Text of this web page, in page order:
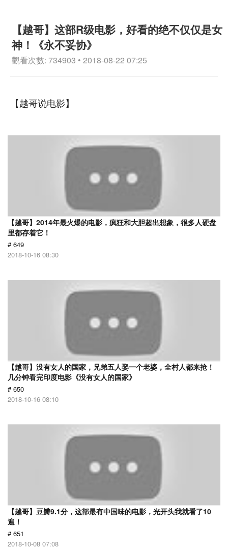
【越哥】这部R级电影，好看的绝不仅仅是女
神！《永不妥协》
觀看次數: 734903 • 2018-08-22 07:25
【越哥说电影】
【越哥】2014年最火爆的电影，疯狂和大胆超出想象，很多人硬盘
里都存着它！
# 649
2018-10-16 08:30
【越哥】没有女人的国家，兄弟五人娶一个老婆，全村人都来抢！
几分钟看完印度电影《没有女人的国家》
# 650
2018-10-16 08:10
【越哥】豆瓣9.1分，这部最有中国味的电影，光开头我就看了10
遍！
# 651
2018-10-08 07:08